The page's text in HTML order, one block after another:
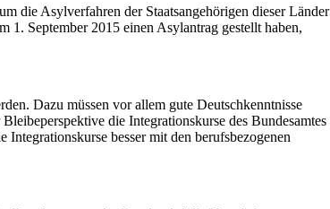
die Asylverfahren der Staatsangehörigen dieser Länder
1. September 2015 einen Asylantrag gestellt haben,
Dazu müssen vor allem gute Deutschkenntnisse
die Integrationskurse des Bundesamtes
besser mit den berufsbezogenen